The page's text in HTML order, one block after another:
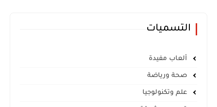
التسميات
ألعاب مفيدة
صحة ورياضة
علم وتكنولوجيا